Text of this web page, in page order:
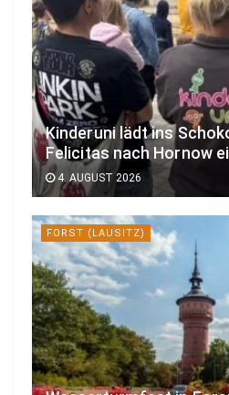
Kinderuni lädt ins
Felicitas nach Hornow
4. AUGUST 2026
FORST (LAUSITZ)